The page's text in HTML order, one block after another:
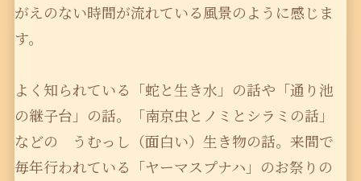
がえのない時間が流れている風景のように感じま
す。
よく知られている「蛇と生き水」の話や「通り池
の継子台」の話。「南京虫とノミとシラミの話」
などの うむっし（面白い）生き物の話。来間で
毎年行われている「ヤーマスプナハ」のお祭りの